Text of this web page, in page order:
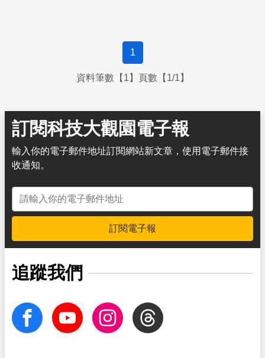
1
資料筆數【1】頁數【1/1】
訂閱科技大觀園電子報
輸入你的電子郵件地址訂閱網站新文章，使用電子郵件接
收通知。
電子郵件地址
訂閱電子報
追蹤我們
facebook Youtube InstagramThreads